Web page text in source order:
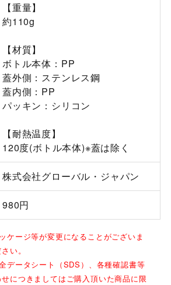
【重量】
約110g
【材質】
ボトル本体：PP
蓋外側：ステンレス鋼
蓋内側：PP
パッキン：シリコン
【耐熱温度】
120度(ボトル本体)※蓋は除く
株式会社グローバル・ジャパン
980円
ケージ等が変更になることがございま
い。
データシート（SDS）、各種確認書等
につきましてはご購入頂いた商品に限